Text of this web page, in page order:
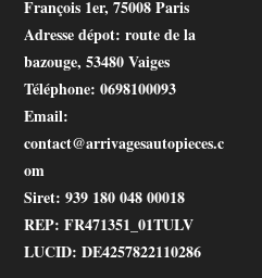
François 1er, 75008 Paris
Adresse dépot: route de la
bazouge, 53480 Vaiges
Téléphone: 0698100093
Email:
contact@arrivagesautopieces.c
om
Siret: 939 180 048 00018
REP: FR471351_01TULV
LUCID: DE4257822110286